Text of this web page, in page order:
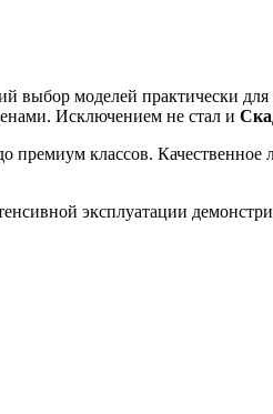
выбор моделей практически
Исключением не стал и
классов. Качественное
эксплуатации